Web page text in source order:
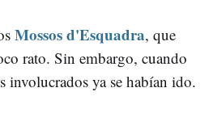
Mossos d'Esquadra, que
rato. Sin embargo, cuando
involucrados ya se habían ido.